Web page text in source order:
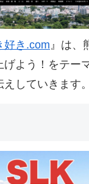
好き.com 』は、
げよう！をテー
していきます。